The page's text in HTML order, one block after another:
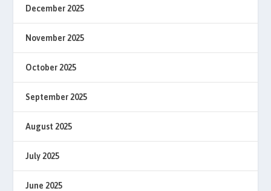
December 2025
November 2025
October 2025
September 2025
August 2025
July 2025
June 2025